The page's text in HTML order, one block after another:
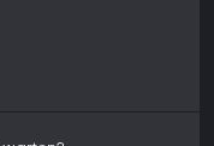
verfeinerten
das